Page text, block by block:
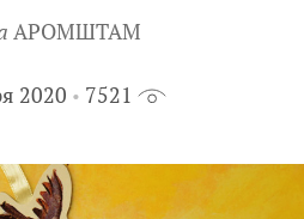
АРОМШТАМ
2020 7521